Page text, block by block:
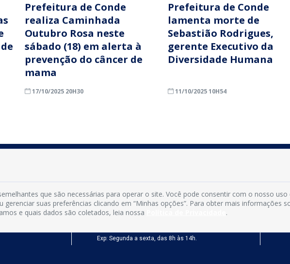
Prefeitura de Conde
realiza Caminhada
Outubro Rosa neste
sábado (18) em alerta à
prevenção do câncer de
mama
17/10/2025 20H30
Prefeitura de Conde
lamenta morte de
Sebastião Rodrigues,
gerente Executivo da
Diversidade Humana
11/10/2025 10H54
CNPJ: 08.916.645/0001-80
LOC RODOVIA PB 018, SN, Centro, Conde, PB, 58322-000
Exp: Segunda a sexta, das 8h às 14h.
que são necessárias para operar o site. Você pode consentir com o nosso uso
gerenciar suas preferências clicando em “Minhas opções”. Para obter mais informações
e quais dados são coletados, leia nossa
.